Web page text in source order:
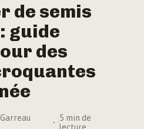
de semis
guide
des
·5 min de